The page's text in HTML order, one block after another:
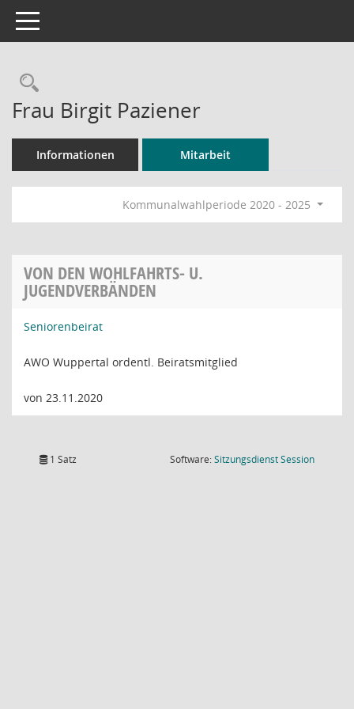
Toggle navigation
Rechercheauswahl
Frau Birgit Paziener
Informationen Mitarbeit
Kommunalwahlperiode 2020 - 2025
VON DEN WOHLFAHRTS- U.
JUGENDVERBÄNDEN
Seniorenbeirat
AWO Wuppertal ordentl. Beiratsmitglied
von 23.11.2020
1 Satz Software:SitzungsdienstSession(Wird in